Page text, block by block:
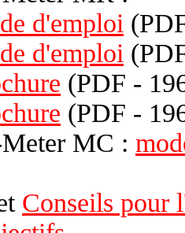
d'emploi
d'emploi
(PDF -
(PDF -
MC :
Conseils pour